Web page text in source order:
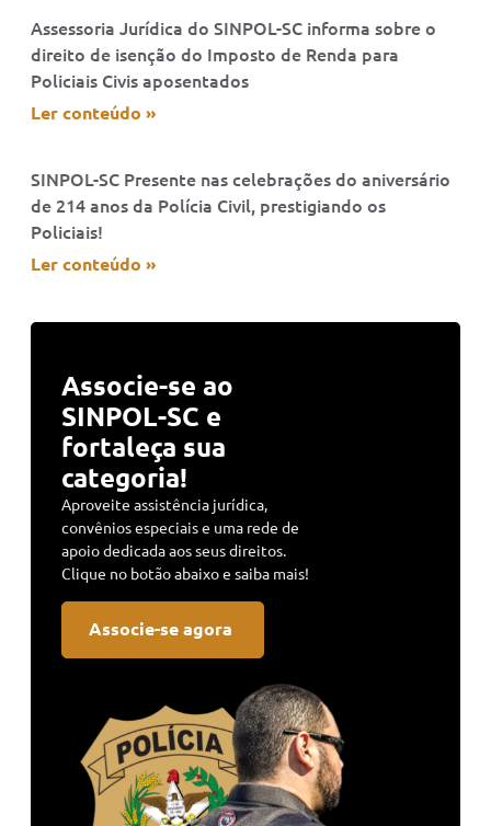
Assessoria Jurídica do SINPOL-SC informa sobre o
direito de isenção do Imposto de Renda para
Policiais Civis aposentados
Ler conteúdo »
SINPOL-SC Presente nas celebrações do aniversário
de 214 anos da Polícia Civil, prestigiando os
Policiais!
Ler conteúdo »
Associe-se ao
SINPOL-SC e
fortaleça sua
categoria!
Aproveite assistência jurídica,
convênios especiais e uma rede de
apoio dedicada aos seus direitos.
Clique no botão abaixo e saiba mais!
Associe-se agora